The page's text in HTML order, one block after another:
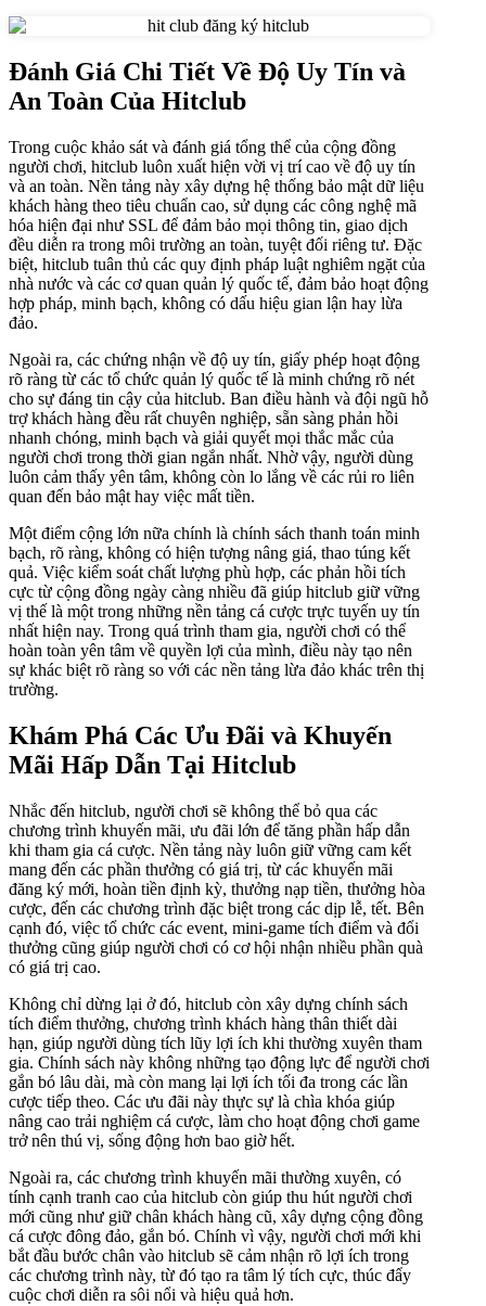
Đánh Giá Chi Tiết Về Độ Uy Tín và
An Toàn Của Hitclub
Trong cuộc khảo sát và đánh giá tổng thể của cộng đồng
người chơi, hitclub luôn xuất hiện vời vị trí cao về độ uy tín
và an toàn. Nền tảng này xây dựng hệ thống bảo mật dữ liệu
khách hàng theo tiêu chuẩn cao, sử dụng các công nghệ mã
hóa hiện đại như SSL để đảm bảo mọi thông tin, giao dịch
đều diễn ra trong môi trường an toàn, tuyệt đối riêng tư. Đặc
biệt, hitclub tuân thủ các quy định pháp luật nghiêm ngặt của
nhà nước và các cơ quan quản lý quốc tế, đảm bảo hoạt động
hợp pháp, minh bạch, không có dấu hiệu gian lận hay lừa
đảo.
Ngoài ra, các chứng nhận về độ uy tín, giấy phép hoạt động
rõ ràng từ các tổ chức quản lý quốc tế là minh chứng rõ nét
cho sự đáng tin cậy của hitclub. Ban điều hành và đội ngũ hỗ
trợ khách hàng đều rất chuyên nghiệp, sẵn sàng phản hồi
nhanh chóng, minh bạch và giải quyết mọi thắc mắc của
người chơi trong thời gian ngắn nhất. Nhờ vậy, người dùng
luôn cảm thấy yên tâm, không còn lo lắng về các rủi ro liên
quan đến bảo mật hay việc mất tiền.
Một điểm cộng lớn nữa chính là chính sách thanh toán minh
bạch, rõ ràng, không có hiện tượng nâng giá, thao túng kết
quả. Việc kiểm soát chất lượng phù hợp, các phản hồi tích
cực từ cộng đồng ngày càng nhiều đã giúp hitclub giữ vững
vị thế là một trong những nền tảng cá cược trực tuyến uy tín
nhất hiện nay. Trong quá trình tham gia, người chơi có thể
hoàn toàn yên tâm về quyền lợi của mình, điều này tạo nên
sự khác biệt rõ ràng so với các nền tảng lừa đảo khác trên thị
trường.
Khám Phá Các Ưu Đãi và Khuyến
Mãi Hấp Dẫn Tại Hitclub
Nhắc đến hitclub, người chơi sẽ không thể bỏ qua các
chương trình khuyến mãi, ưu đãi lớn để tăng phần hấp dẫn
khi tham gia cá cược. Nền tảng này luôn giữ vững cam kết
mang đến các phần thưởng có giá trị, từ các khuyến mãi
đăng ký mới, hoàn tiền định kỳ, thưởng nạp tiền, thưởng hòa
cược, đến các chương trình đặc biệt trong các dịp lễ, tết. Bên
cạnh đó, việc tổ chức các event, mini-game tích điểm và đổi
thưởng cũng giúp người chơi có cơ hội nhận nhiều phần quà
có giá trị cao.
Không chỉ dừng lại ở đó, hitclub còn xây dựng chính sách
tích điểm thưởng, chương trình khách hàng thân thiết dài
hạn, giúp người dùng tích lũy lợi ích khi thường xuyên tham
gia. Chính sách này không những tạo động lực để người chơi
gắn bó lâu dài, mà còn mang lại lợi ích tối đa trong các lần
cược tiếp theo. Các ưu đãi này thực sự là chìa khóa giúp
nâng cao trải nghiệm cá cược, làm cho hoạt động chơi game
trở nên thú vị, sống động hơn bao giờ hết.
Ngoài ra, các chương trình khuyến mãi thường xuyên, có
tính cạnh tranh cao của hitclub còn giúp thu hút người chơi
mới cũng như giữ chân khách hàng cũ, xây dựng cộng đồng
cá cược đông đảo, gắn bó. Chính vì vậy, người chơi mới khi
bắt đầu bước chân vào hitclub sẽ cảm nhận rõ lợi ích trong
các chương trình này, từ đó tạo ra tâm lý tích cực, thúc đẩy
cuộc chơi diễn ra sôi nổi và hiệu quả hơn.